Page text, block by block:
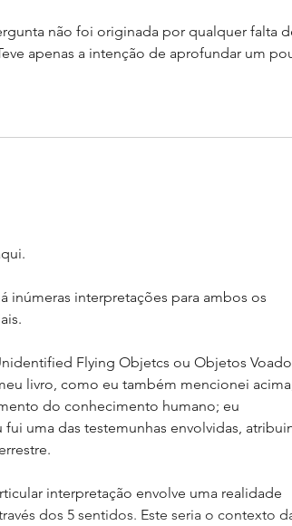
não foi originada por qualquer falta
apenas a intenção de aprofundar um
inúmeras interpretações para ambos os
Flying Objetcs ou Objetos
livro, como eu também mencionei acima,
do conhecimento humano; eu
uma das testemunhas envolvidas,
interpretação envolve uma realidade
dos 5 sentidos. Este seria o contexto